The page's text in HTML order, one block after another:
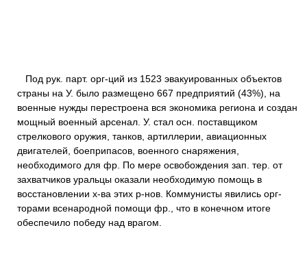
Под рук. парт. орг-ций из 1523 эвакуированных объектов
страны на У. было размещено 667 предприятий (43%), на
военные нужды перестроена вся экономика региона и создан
мощный военный арсенал. У. стал осн. поставщиком
стрелкового оружия, танков, артиллерии, авиационных
двигателей, боеприпасов, военного снаряжения,
необходимого для фр. По мере освобождения зап. тер. от
захватчиков уральцы оказали необходимую помощь в
восстановлении х-ва этих р-нов. Коммунисты явились орг-
торами всенародной помощи фр., что в конечном итоге
обеспечило победу над врагом.